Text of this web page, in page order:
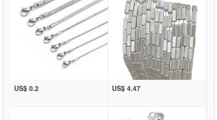
US$ 0.2 US$ 4.47